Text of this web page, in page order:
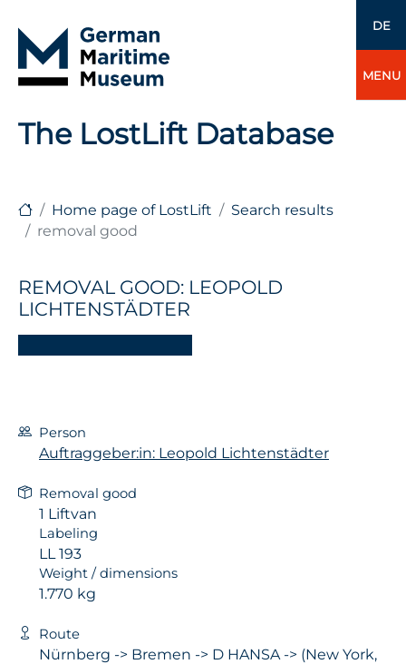
DE
MENU
The LostLift Database
Home page of LostLift
Search results
removal good
REMOVAL GOOD: LEOPOLD
LICHTENSTÄDTER
Person
Auftraggeber:in: Leopold Lichtenstädter
Removal good
1 Liftvan
Labeling
LL 193
Weight / dimensions
1.770 kg
Route
Nürnberg -> Bremen -> D HANSA -> (New York,